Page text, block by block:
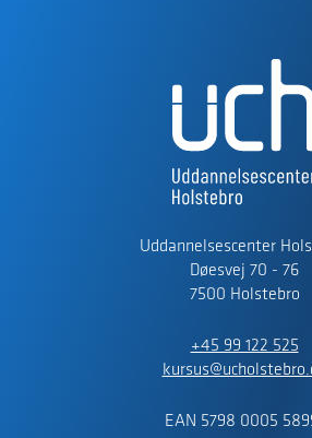
Uddannelsescenter
Døesvej 70 - 76
7500 Holstebro
+45 99 122 525
EAN 5798 0005